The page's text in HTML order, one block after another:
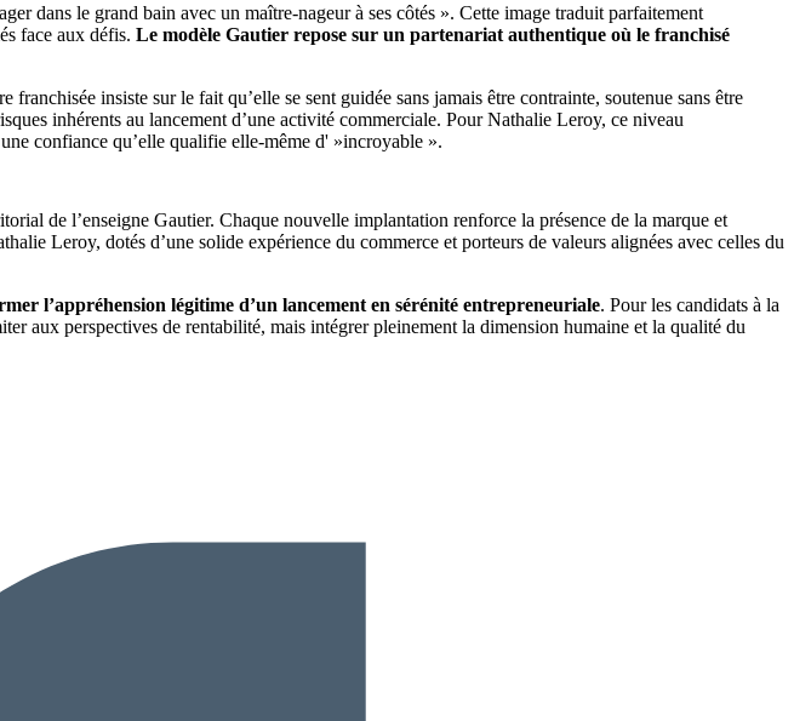
dans le grand bain avec un maître-nageur à ses côtés ». Cette image traduit parfaitement
face aux défis. Le modèle Gautier repose sur un partenariat authentique où le franchisé
insiste sur le fait qu’elle se sent guidée sans jamais être contrainte, soutenue sans être
inhérents au lancement d’une activité commerciale. Pour Nathalie Leroy, ce niveau
confiance qu’elle qualifie elle-même d' »incroyable ».
de l’enseigne Gautier. Chaque nouvelle implantation renforce la présence de la marque et
Leroy, dotés d’une solide expérience du commerce et porteurs de valeurs alignées avec celles du
l’appréhension légitime d’un lancement en sérénité entrepreneuriale. Pour les candidats à la
aux perspectives de rentabilité, mais intégrer pleinement la dimension humaine et la qualité du